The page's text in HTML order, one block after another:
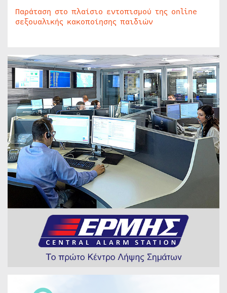
Παράταση στο πλαίσιο εντοπισμού της online
σεξουαλικής κακοποίησης παιδιών